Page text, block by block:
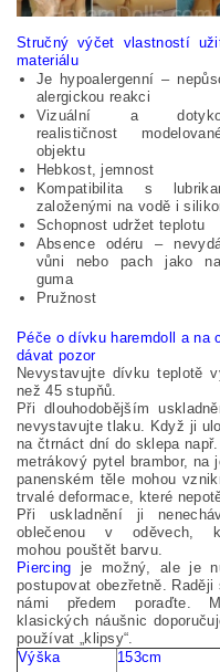
Stručný výčet vlastností
materiálu
Je hypoalergenní –
alergickou reakci
Vizuální a
realističnost
objektu
Hebkost, jemnost
Kompatibilita s
založenými na vodě i
Schopnost udržet teplotu
Absence odéru –
vůni nebo pach jako
guma
Pružnost
Péče o dívku haremdoll a na
dávat pozor
Nevystavujte dívku teplotě
než 45 stupňů.
Při dlouhodobějším
nevystavujte tlaku. Když ji
na čtrnáct dní do sklepa např.
metrákový pytel brambor, na
panenském těle mohou
trvalé deformace, které
Při uskladnění ji
oblečenou v oděvech,
mohou pouštět barvu.
Piercing je možný, ale je
postupovat obezřetně. Raději
námi předem poraďte.
klasických náušnic
používat „klipsy“.
Výška
153cm